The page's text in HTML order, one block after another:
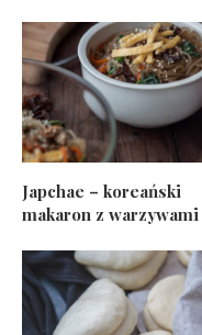
Japchae – koreański
makaron z warzywami